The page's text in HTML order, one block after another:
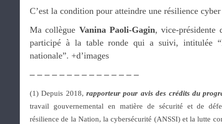
C’est la condition pour atteindre une résilience
Ma collègue Vanina Paoli-Gagin, vice-présidente
participé à la table ronde qui a suivi, intitulée
nationale”. +d’images
– – – – – – – – – – – – – – –
(1) Depuis 2018,rapporteur pour avis des crédits du
travail gouvernemental en matière de sécurité et de
résilience de la Nation, la cybersécurité (ANSSI) et la lutte